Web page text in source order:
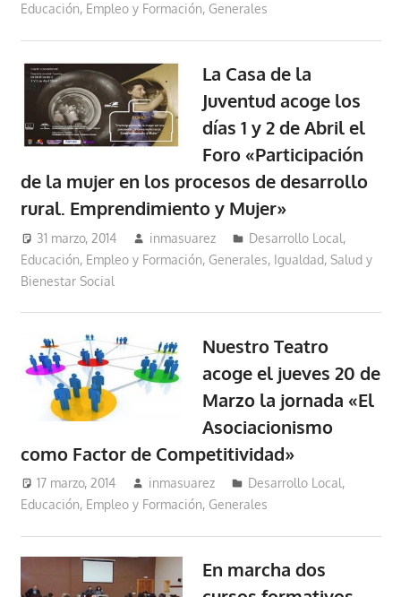
Educación, Empleo y Formación, Generales
La Casa de la
Juventud acoge los
días 1 y 2 de Abril el
Foro «Participación
de la mujer en los procesos de desarrollo
rural. Emprendimiento y Mujer»
31 marzo, 2014 inmasuarez Desarrollo Local,
Educación, Empleo y Formación, Generales, Igualdad, Salud y
Bienestar Social
Nuestro Teatro
acoge el jueves 20 de
Marzo la jornada «El
Asociacionismo
como Factor de Competitividad»
17 marzo, 2014 inmasuarez Desarrollo Local,
Educación, Empleo y Formación, Generales
En marcha dos